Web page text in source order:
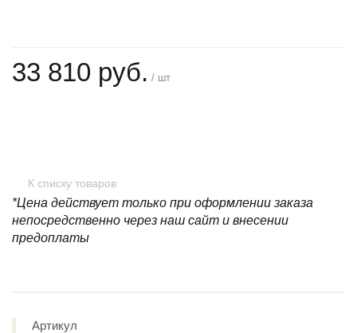
33 810 руб. / шт
К списку товаров
*Цена действует только при оформлении заказа
непосредственно через наш сайт и внесении
предоплаты
Артикул